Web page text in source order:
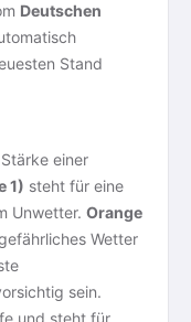
Deutschen
Stand
einer
1) steht für eine
Unwetter. Orange
Wetter
sein.
und steht für